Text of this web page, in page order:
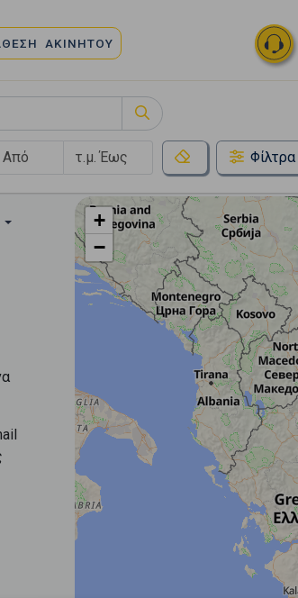
ΑΚΙΝΗΤΟΥ
Φίλτρα
+
−